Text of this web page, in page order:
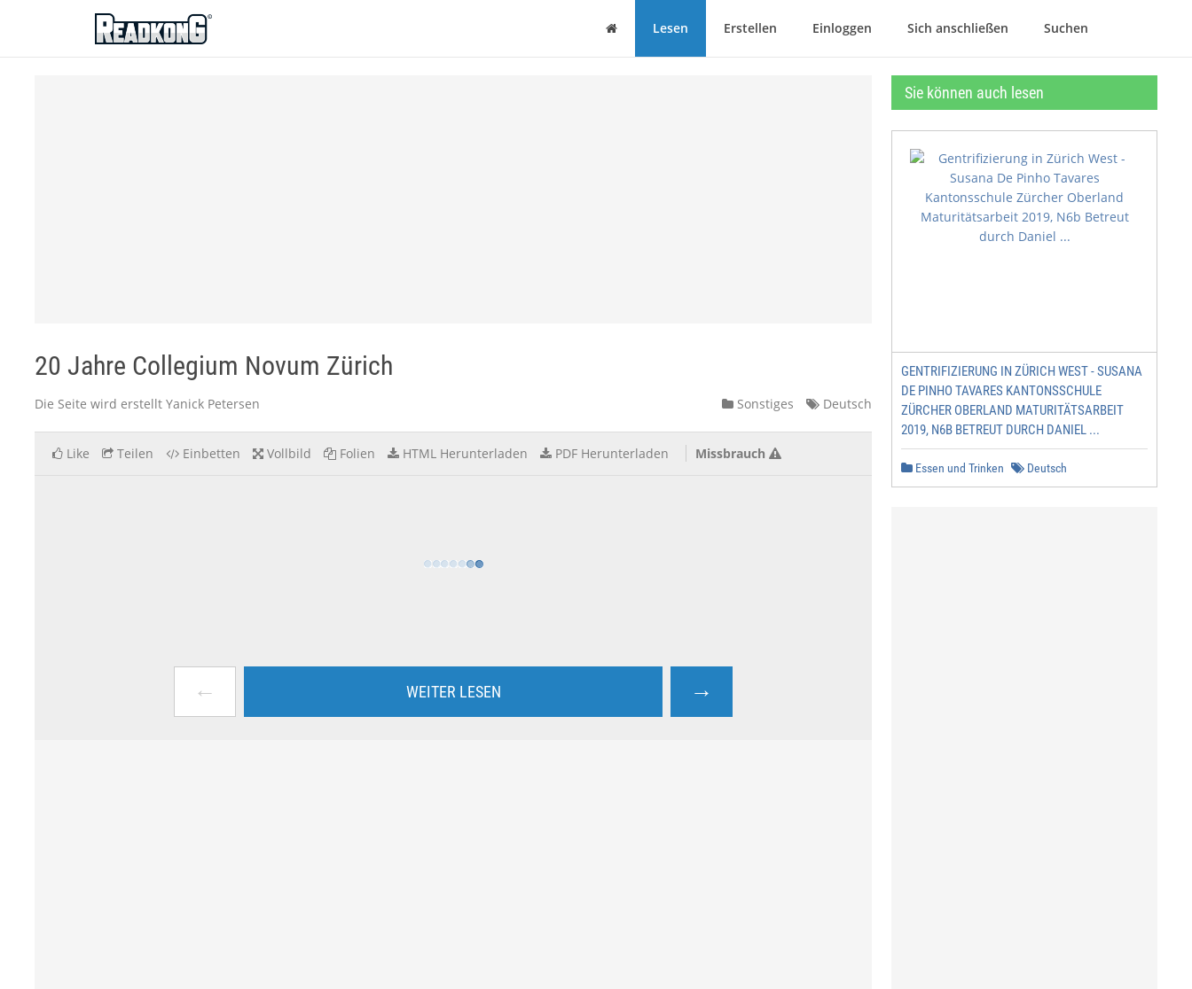
ReadkonG
Haus Lesen Erstellen Einloggen Sich anschließen Suchen
20 Jahre Collegium Novum Zürich
Die Seite wird erstellt Yanick Petersen Sonstiges Deutsch
Like Teilen Einbetten Vollbild Folien HTML Herunterladen PDF Herunterladen Missbrauch
← WEITER LESEN →
Sie können auch lesen
GENTRIFIZIERUNG IN ZÜRICH WEST - SUSANA
DE PINHO TAVARES KANTONSSCHULE
ZÜRCHER OBERLAND MATURITÄTSARBEIT
2019, N6B BETREUT DURCH DANIEL ...
Essen und Trinken Deutsch